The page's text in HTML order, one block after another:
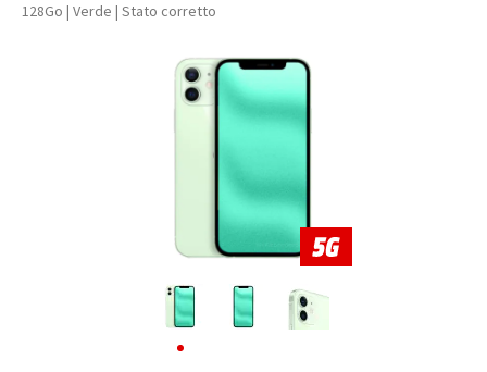
128Go | Verde | Stato corretto